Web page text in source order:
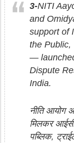
3-NITI
and
support of
the Public,
—
Dispute
India.
नीति आयोग
मिलकर
पब्लिक,